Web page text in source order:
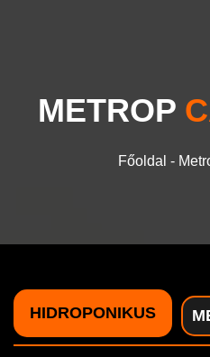
BLOG
ÜZLETEK
METROP
Főoldal -
HIDROPONIKUS